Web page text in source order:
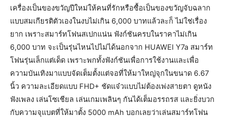
เครื่องเป็นของขวัญปีใหม่ให้คนที่รักหรือซื้อเป็นของขวัญจับฉลาก
แบบสมเกียรติตัวเองในงบไม่เกิน 6,000 บาทแล้วละก็ ไม่ใช่เรื่อง
ยาก เพราะสมาร์ทโฟนสเปกแน่น ฟังก์ชันครบในราคาไม่เกิน
6,000 บาท จะเป็นรุ่นไหนไปไม่ได้นอกจาก HUAWEI Y7a สมาร์ท
โฟนรุ่นเล็กแต่เด็ด เพราะพกทั้งฟังก์ชันเพื่อการใช้งานและเพื่อ
ความบันเทิงมาแบบจัดเต็มตั้งแต่จอที่ให้มาใหญ่จุกในขนาด 6.67
นิ้ว ความละเอียดแบบ FHD+ ชัดแจ๋วแบบไม่ต้องเพ่งสายตา ดูหนัง
ฟังเพลง เล่นโซเชียล เล่นเกมเพลินๆ กันได้เต็มอรรถรส และยิ่งบวก
กับความจุแบตที่ให้มาตั้ง 5000 mAh บอกเลยว่าเล่นสมาร์ทโฟน